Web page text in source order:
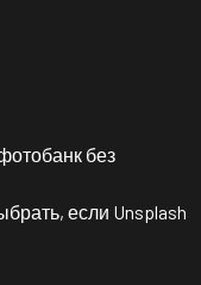
без
если Unsplash